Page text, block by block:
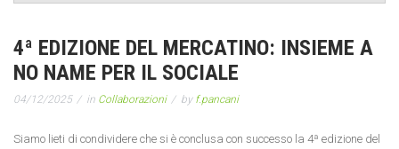
4ª EDIZIONE DEL MERCATINO: INSIEME A
NO NAME PER IL SOCIALE
04/12/2025 in Collaborazioni by f.pancani
Siamo lieti di condividere che si è conclusa con successo la 4ª edizione del